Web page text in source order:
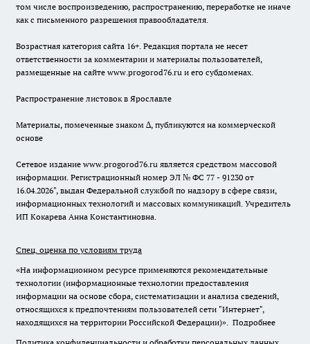
том числе воспроизведению, распространению, переработке не иначе
как с письменного разрешения правообладателя.
Возрастная категория сайта 16+. Редакция портала не несет
ответственности за комментарии и материалы пользователей,
размещенные на сайте www.progorod76.ru и его субдоменах.
Распространение листовок в Ярославле
Материалы, помеченные знаком ∆, публикуются на коммерческой
основе
Сетевое издание www.progorod76.ru является средством массовой
информации. Регистрационный номер ЭЛ № ФС 77 - 91230 от
16.04.2026", выдан Федеральной службой по надзору в сфере связи,
информационных технологий и массовых коммуникаций. Учредитель
ИП Кокарева Анна Константиновна.
Спец. оценка по условиям труда
«На информационном ресурсе применяются рекомендательные
технологии (информационные технологии предоставления
информации на основе сбора, систематизации и анализа сведений,
относящихся к предпочтениям пользователей сети "Интернет",
находящихся на территории Российской Федерации)». Подробнее